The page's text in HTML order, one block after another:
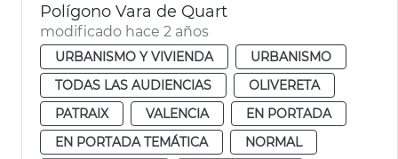
Polígono Vara de Quart
modificado hace 2 años
URBANISMO Y VIVIENDA
URBANISMO
TODAS LAS AUDIENCIAS
OLIVERETA
PATRAIX
VALENCIA
EN PORTADA
EN PORTADA TEMÁTICA
NORMAL